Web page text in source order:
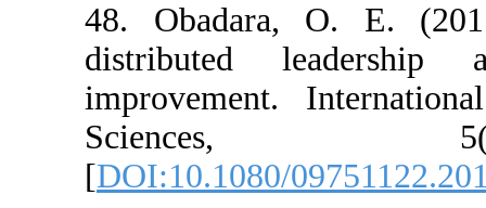
48. Obadara,
distributed
improvement.
[DOI:10.1080/